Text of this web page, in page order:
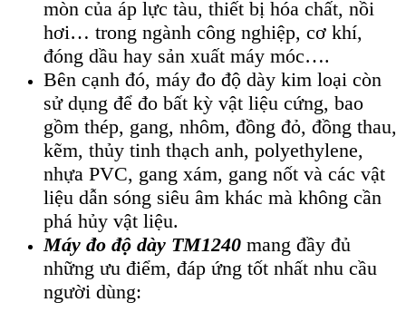
mòn của áp lực tàu, thiết bị hóa chất, nồi
hơi… trong ngành công nghiệp, cơ khí,
đóng dầu hay sản xuất máy móc….
Bên cạnh đó, máy đo độ dày kim loại còn
sử dụng để đo bất kỳ vật liệu cứng, bao
gồm thép, gang, nhôm, đồng đỏ, đồng thau,
kẽm, thủy tinh thạch anh, polyethylene,
nhựa PVC, gang xám, gang nốt và các vật
liệu dẫn sóng siêu âm khác mà không cần
phá hủy vật liệu.
Máy đo độ dày TM1240 mang đầy đủ
những ưu điểm, đáp ứng tốt nhất nhu cầu
người dùng: